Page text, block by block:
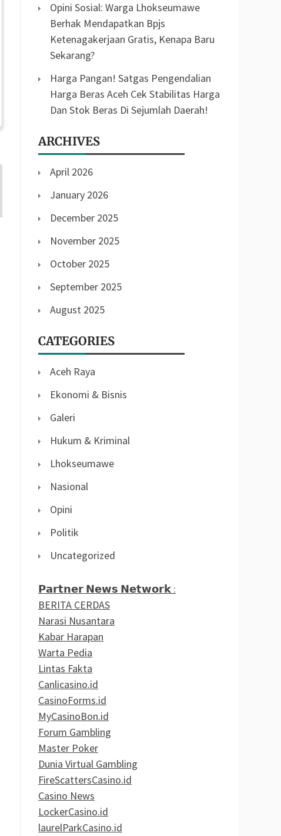
Opini Sosial: Warga Lhokseumawe
Berhak Mendapatkan Bpjs
Ketenagakerjaan Gratis, Kenapa Baru
Sekarang?
Harga Pangan! Satgas Pengendalian
Harga Beras Aceh Cek Stabilitas Harga
Dan Stok Beras Di Sejumlah Daerah!
ARCHIVES
April 2026
January 2026
December 2025
November 2025
October 2025
September 2025
August 2025
CATEGORIES
Aceh Raya
Ekonomi & Bisnis
Galeri
Hukum & Kriminal
Lhokseumawe
Nasional
Opini
Politik
Uncategorized
𝗣𝗮𝗿𝘁𝗻𝗲𝗿 𝗡𝗲𝘄𝘀 𝗡𝗲𝘁𝘄𝗼𝗿𝗸 :
BERITA CERDAS
Narasi Nusantara
Kabar Harapan
Warta Pedia
Lintas Fakta
Canlicasino.id
CasinoForms.id
MyCasinoBon.id
Forum Gambling
Master Poker
Dunia Virtual Gambling
FireScattersCasino.id
Casino News
LockerCasino.id
laurelParkCasino.id